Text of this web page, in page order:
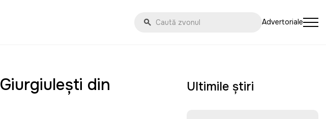
Advertoriale
din
Ultimile știri